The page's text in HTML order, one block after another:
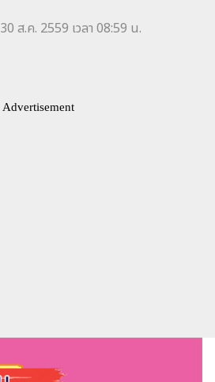
30 ส.ค. 2559 เวลา 08:59 น.
Advertisement